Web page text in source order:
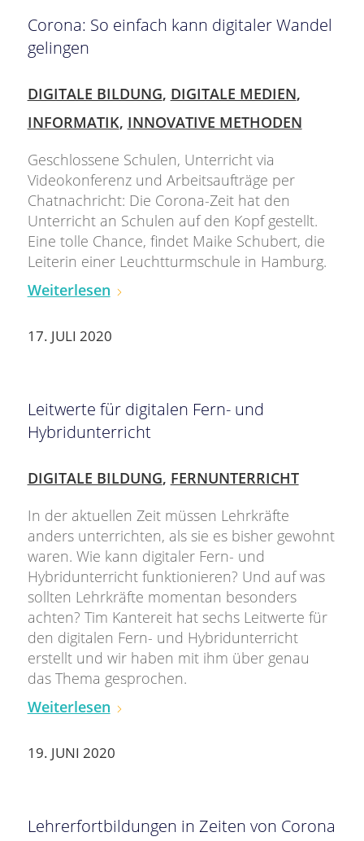
Corona: So einfach kann digitaler Wandel
gelingen
DIGITALE BILDUNG, DIGITALE MEDIEN,
INFORMATIK, INNOVATIVE METHODEN
Geschlossene Schulen, Unterricht via
Videokonferenz und Arbeitsaufträge per
Chatnachricht: Die Corona-Zeit hat den
Unterricht an Schulen auf den Kopf gestellt.
Eine tolle Chance, findet Maike Schubert, die
Leiterin einer Leuchtturmschule in Hamburg.
Weiterlesen
17. JULI 2020
Leitwerte für digitalen Fern- und
Hybridunterricht
DIGITALE BILDUNG, FERNUNTERRICHT
In der aktuellen Zeit müssen Lehrkräfte
anders unterrichten, als sie es bisher gewohnt
waren. Wie kann digitaler Fern- und
Hybridunterricht funktionieren? Und auf was
sollten Lehrkräfte momentan besonders
achten? Tim Kantereit hat sechs Leitwerte für
den digitalen Fern- und Hybridunterricht
erstellt und wir haben mit ihm über genau
das Thema gesprochen.
Weiterlesen
19. JUNI 2020
Lehrerfortbildungen in Zeiten von Corona